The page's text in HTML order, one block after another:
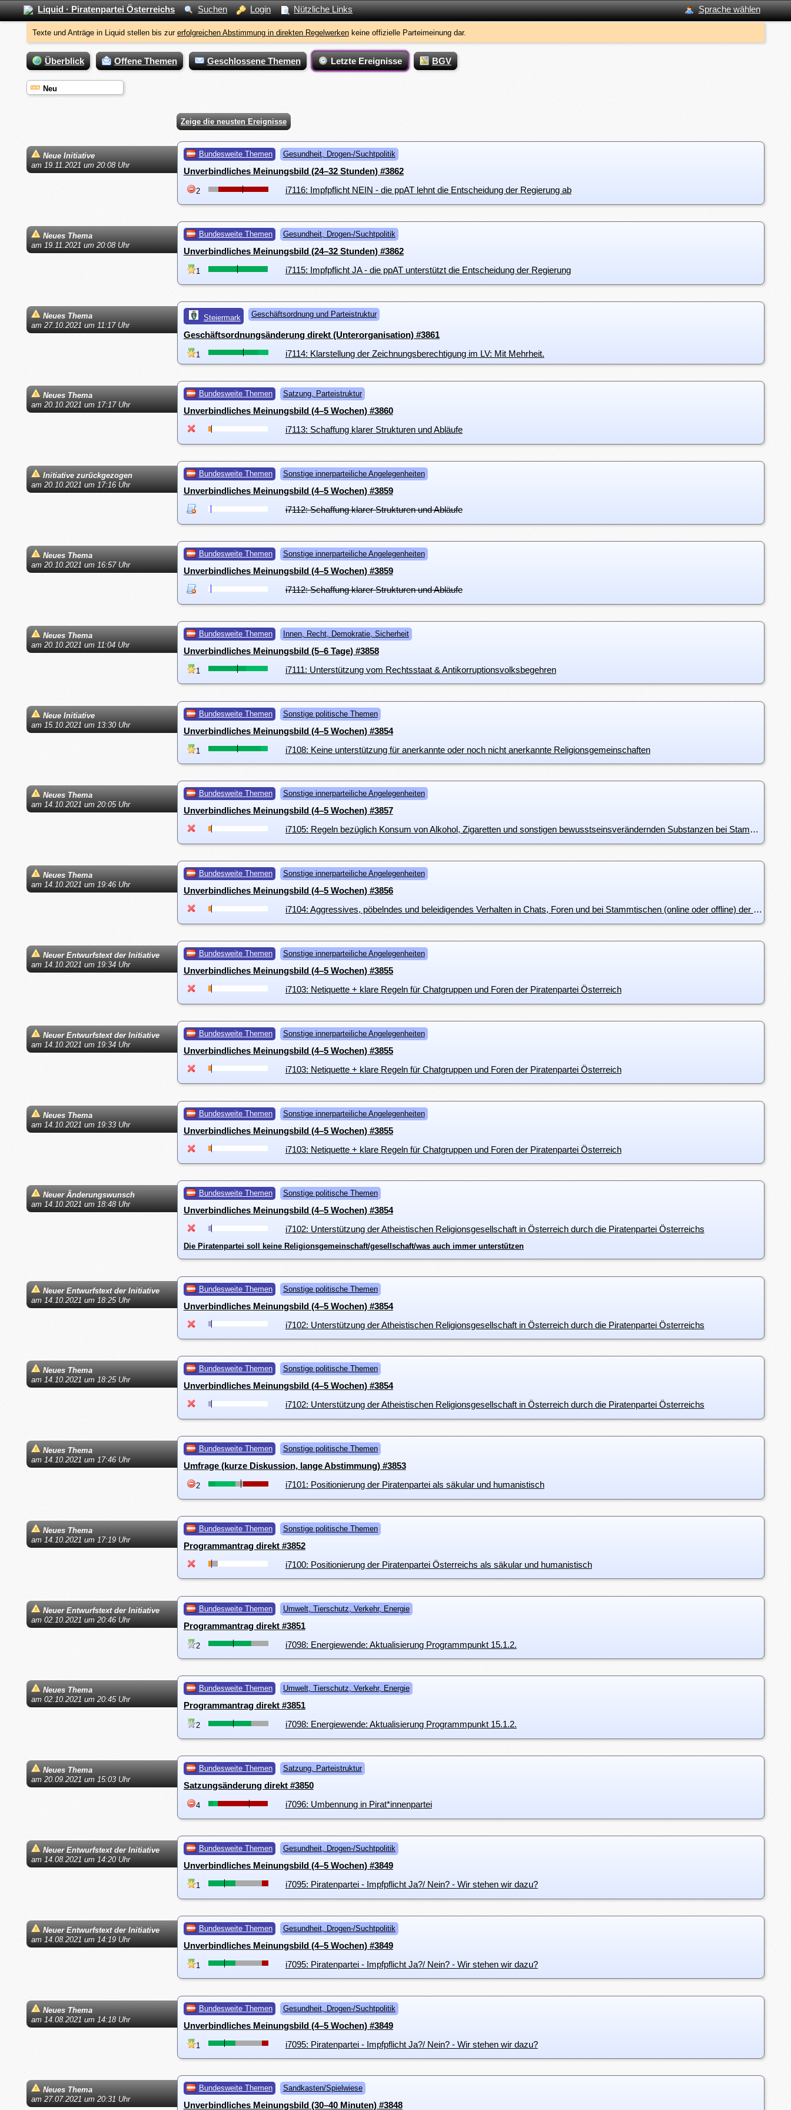
Liquid · Piratenpartei Österreichs Suchen Login Nützliche Links Sprache wählen
Texte und Anträge in Liquid stellen bis zur erfolgreichen Abstimmung in direkten Regelwerkenkeine offizielle Parteimeinung dar.
Überblick Offene Themen Geschlossene Themen Letzte Ereignisse BGV
Neu
Zeige die neusten Ereignisse
Neue Initiative
am 19.11.2021 um 20:08 Uhr
Bundesweite Themen Gesundheit, Drogen-/Suchtpolitik
Unverbindliches Meinungsbild (24–32 Stunden) #3862
2 i7116: Impfpflicht NEIN - die ppAT lehnt die Entscheidung der Regierung ab
Neues Thema
am 19.11.2021 um 20:08 Uhr
Bundesweite Themen Gesundheit, Drogen-/Suchtpolitik
Unverbindliches Meinungsbild (24–32 Stunden) #3862
1 i7115: Impfpflicht JA - die ppAT unterstützt die Entscheidung der Regierung
Neues Thema
am 27.10.2021 um 11:17 Uhr
Steiermark Geschäftsordnung und Parteistruktur
Geschäftsordnungsänderung direkt (Unterorganisation) #3861
1 i7114: Klarstellung der Zeichnungsberechtigung im LV: Mit Mehrheit.
Neues Thema
am 20.10.2021 um 17:17 Uhr
Bundesweite Themen Satzung, Parteistruktur
Unverbindliches Meinungsbild (4–5 Wochen) #3860
i7113: Schaffung klarer Strukturen und Abläufe
Initiative zurückgezogen
am 20.10.2021 um 17:16 Uhr
Bundesweite Themen Sonstige innerparteiliche Angelegenheiten
Unverbindliches Meinungsbild (4–5 Wochen) #3859
i7112: Schaffung klarer Strukturen und Abläufe
Neues Thema
am 20.10.2021 um 16:57 Uhr
Bundesweite Themen Sonstige innerparteiliche Angelegenheiten
Unverbindliches Meinungsbild (4–5 Wochen) #3859
i7112: Schaffung klarer Strukturen und Abläufe
Neues Thema
am 20.10.2021 um 11:04 Uhr
Bundesweite Themen Innen, Recht, Demokratie, Sicherheit
Unverbindliches Meinungsbild (5–6 Tage) #3858
1 i7111: Unterstützung vom Rechtsstaat & Antikorruptionsvolksbegehren
Neue Initiative
am 15.10.2021 um 13:30 Uhr
Bundesweite Themen Sonstige politische Themen
Unverbindliches Meinungsbild (4–5 Wochen) #3854
1 i7108: Keine unterstützung für anerkannte oder noch nicht anerkannte Religionsgemeinschaften
Neues Thema
am 14.10.2021 um 20:05 Uhr
Bundesweite Themen Sonstige innerparteiliche Angelegenheiten
Unverbindliches Meinungsbild (4–5 Wochen) #3857
i7105: Regeln bezüglich Konsum von Alkohol, Zigaretten und sonstigen bewusstseinsverändernden Substanzen bei Stammtischen (online oder offline), Treffen und Aktionen der Piratenpartei Österreichs
Neues Thema
am 14.10.2021 um 19:46 Uhr
Bundesweite Themen Sonstige innerparteiliche Angelegenheiten
Unverbindliches Meinungsbild (4–5 Wochen) #3856
i7104: Aggressives, pöbelndes und beleidigendes Verhalten in Chats, Foren und bei Stammtischen (online oder offline) der Piratenpartei Österreich
Neuer Entwurfstext der Initiative
am 14.10.2021 um 19:34 Uhr
Bundesweite Themen Sonstige innerparteiliche Angelegenheiten
Unverbindliches Meinungsbild (4–5 Wochen) #3855
i7103: Netiquette + klare Regeln für Chatgruppen und Foren der Piratenpartei Österreich
Neuer Entwurfstext der Initiative
am 14.10.2021 um 19:34 Uhr
Bundesweite Themen Sonstige innerparteiliche Angelegenheiten
Unverbindliches Meinungsbild (4–5 Wochen) #3855
i7103: Netiquette + klare Regeln für Chatgruppen und Foren der Piratenpartei Österreich
Neues Thema
am 14.10.2021 um 19:33 Uhr
Bundesweite Themen Sonstige innerparteiliche Angelegenheiten
Unverbindliches Meinungsbild (4–5 Wochen) #3855
i7103: Netiquette + klare Regeln für Chatgruppen und Foren der Piratenpartei Österreich
Neuer Änderungswunsch
am 14.10.2021 um 18:48 Uhr
Bundesweite Themen Sonstige politische Themen
Unverbindliches Meinungsbild (4–5 Wochen) #3854
i7102: Unterstützung der Atheistischen Religionsgesellschaft in Österreich durch die Piratenpartei Österreichs
Die Piratenpartei soll keine Religionsgemeinschaft/gesellschaft/was auch immer unterstützen
Neuer Entwurfstext der Initiative
am 14.10.2021 um 18:25 Uhr
Bundesweite Themen Sonstige politische Themen
Unverbindliches Meinungsbild (4–5 Wochen) #3854
i7102: Unterstützung der Atheistischen Religionsgesellschaft in Österreich durch die Piratenpartei Österreichs
Neues Thema
am 14.10.2021 um 18:25 Uhr
Bundesweite Themen Sonstige politische Themen
Unverbindliches Meinungsbild (4–5 Wochen) #3854
i7102: Unterstützung der Atheistischen Religionsgesellschaft in Österreich durch die Piratenpartei Österreichs
Neues Thema
am 14.10.2021 um 17:46 Uhr
Bundesweite Themen Sonstige politische Themen
Umfrage (kurze Diskussion, lange Abstimmung) #3853
2 i7101: Positionierung der Piratenpartei als säkular und humanistisch
Neues Thema
am 14.10.2021 um 17:19 Uhr
Bundesweite Themen Sonstige politische Themen
Programmantrag direkt #3852
i7100: Positionierung der Piratenpartei Österreichs als säkular und humanistisch
Neuer Entwurfstext der Initiative
am 02.10.2021 um 20:46 Uhr
Bundesweite Themen Umwelt, Tierschutz, Verkehr, Energie
Programmantrag direkt #3851
2 i7098: Energiewende: Aktualisierung Programmpunkt 15.1.2.
Neues Thema
am 02.10.2021 um 20:45 Uhr
Bundesweite Themen Umwelt, Tierschutz, Verkehr, Energie
Programmantrag direkt #3851
2 i7098: Energiewende: Aktualisierung Programmpunkt 15.1.2.
Neues Thema
am 20.09.2021 um 15:03 Uhr
Bundesweite Themen Satzung, Parteistruktur
Satzungsänderung direkt #3850
4 i7096: Umbennung in Pirat*innenpartei
Neuer Entwurfstext der Initiative
am 14.08.2021 um 14:20 Uhr
Bundesweite Themen Gesundheit, Drogen-/Suchtpolitik
Unverbindliches Meinungsbild (4–5 Wochen) #3849
1 i7095: Piratenpartei - Impfpflicht Ja?/ Nein? - Wir stehen wir dazu?
Neuer Entwurfstext der Initiative
am 14.08.2021 um 14:19 Uhr
Bundesweite Themen Gesundheit, Drogen-/Suchtpolitik
Unverbindliches Meinungsbild (4–5 Wochen) #3849
1 i7095: Piratenpartei - Impfpflicht Ja?/ Nein? - Wir stehen wir dazu?
Neues Thema
am 14.08.2021 um 14:18 Uhr
Bundesweite Themen Gesundheit, Drogen-/Suchtpolitik
Unverbindliches Meinungsbild (4–5 Wochen) #3849
1 i7095: Piratenpartei - Impfpflicht Ja?/ Nein? - Wir stehen wir dazu?
Neues Thema
am 27.07.2021 um 20:31 Uhr
Bundesweite Themen Sandkasten/Spielwiese
Unverbindliches Meinungsbild (30–40 Minuten) #3848